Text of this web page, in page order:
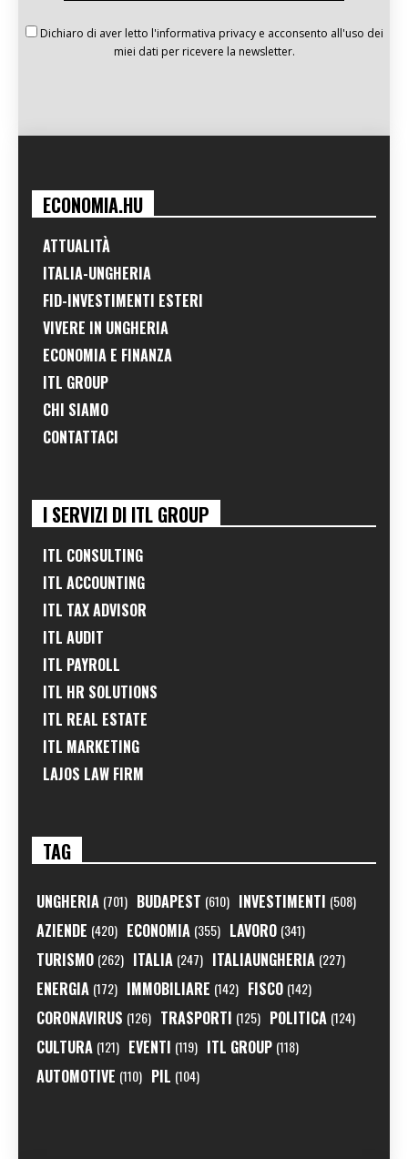
Dichiaro di aver letto l'informativa privacy e acconsento all'uso dei
miei dati per ricevere la newsletter.
ECONOMIA.HU
ATTUALITÀ
ITALIA-UNGHERIA
FID-INVESTIMENTI ESTERI
VIVERE IN UNGHERIA
ECONOMIA E FINANZA
ITL GROUP
CHI SIAMO
CONTATTACI
I SERVIZI DI ITL GROUP
ITL CONSULTING
ITL ACCOUNTING
ITL TAX ADVISOR
ITL AUDIT
ITL PAYROLL
ITL HR SOLUTIONS
ITL REAL ESTATE
ITL MARKETING
LAJOS LAW FIRM
TAG
UNGHERIA (701) BUDAPEST (610) INVESTIMENTI (508)
AZIENDE (420) ECONOMIA (355) LAVORO (341)
TURISMO (262) ITALIA (247) ITALIAUNGHERIA (227)
ENERGIA (172) IMMOBILIARE (142) FISCO (142)
CORONAVIRUS (126) TRASPORTI (125) POLITICA (124)
CULTURA (121) EVENTI (119) ITL GROUP (118)
AUTOMOTIVE (110) PIL (104)